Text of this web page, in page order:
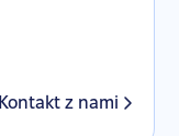
Kontakt z nami